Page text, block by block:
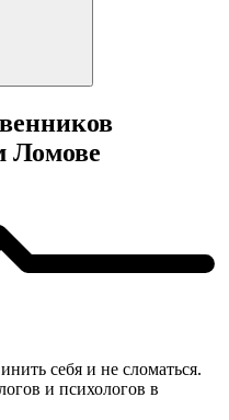
Ломове
себя и не сломаться.
и психологов в